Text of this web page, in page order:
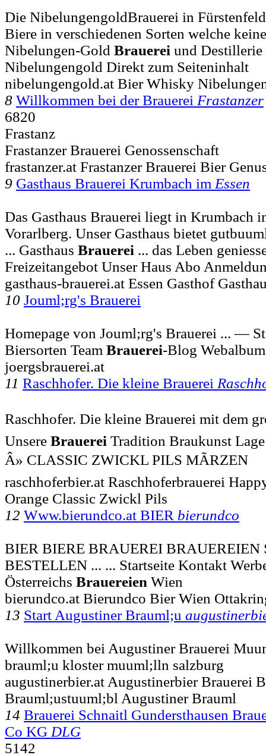
Die NibelungengoldBrauerei in
Biere in verschiedenen Sorten welche
Nibelungen-Gold Brauerei und
Nibelungengold Direkt zum Seiteninhalt
nibelungengold.at Bier Whisky
8 Willkommen bei der Brauerei Frastanzer
6820
Frastanz
Frastanzer Brauerei Genossenschaft
frastanzer.at Frastanzer Brauerei Bier
9 Gasthaus Brauerei Krumbach im Essen
Das Gasthaus Brauerei liegt in Krumbach
Vorarlberg. Unser Gasthaus bietet
... Gasthaus Brauerei ... das Leben
Freizeitangebot Unser Haus Abo
gasthaus-brauerei.at Essen Gasthof
10 Jouml;rg's Brauerei
Homepage von Jouml;rg's Brauerei ... —
Biersorten Team Brauerei-Blog
joergsbrauerei.at
11 Raschhofer. Die kleine Brauerei
Raschhofer. Die kleine Brauerei mit dem
Unsere Brauerei Tradition Braukunst
Â» CLASSIC ZWICKL PILS MÃRZEN
raschhoferbier.at Raschhoferbrauerei
Orange Classic Zwickl Pils
12 Www.bierundco.at BIER bierundco
BIER BIERE BRAUEREI BRAUEREIEN
BESTELLEN ... ... Startseite Kontakt
Österreichs Brauereien Wien
bierundco.at Bierundco Bier Wien
13 Start Augustiner Brauml;u
Willkommen bei Augustiner Brauerei
brauml;u kloster muuml;lln salzburg
augustinerbier.at Augustinerbier Brauerei
Brauml;ustuuml;bl Augustiner Brauml
14 Brauerei Schnaitl Gundersthausen
Co KG DLG
5142